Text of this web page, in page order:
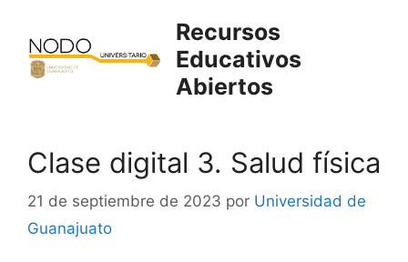
contenido
Recursos
Educativos
Abiertos
Clase digital 3. Salud física
21 de septiembre de 2023 por Universidad de
Guanajuato